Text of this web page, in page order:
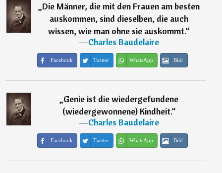
„Die Männer, die mit den Frauen am besten
auskommen, sind dieselben, die auch
wissen, wie man ohne sie auskommt.“
―Charles Baudelaire
Facebook Twitter WhatsApp Bild
„Genie ist die wiedergefundene
(wiedergewonnene) Kindheit.“
―Charles Baudelaire
Facebook Twitter WhatsApp Bild